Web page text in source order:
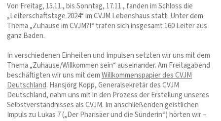
Von Freitag, 15.11., bis Sonntag, 17.11., fanden im Schloss die
„Leiterschaftstage 2024“ im CVJM Lebenshaus statt. Unter dem
Thema „Zuhause im CVJM?!“ trafen sich insgesamt 160 Leiter aus
ganz Baden.
In verschiedenen Einheiten und Impulsen setzten wir uns mit dem
Thema „Zuhause/Willkommen sein“ auseinander. Am Freitagabend
beschäftigten wir uns mit demWillkommenspapier des CVJM
Deutschland. Hansjörg Kopp, Generalsekretär des CVJM
Deutschland, nahm uns mit in den Prozess der Erstellung unseres
Selbstverständnisses als CVJM. Im anschließenden geistlichen
Impuls zu Lukas 7 („Der Pharisäer und die Sünderin“) hörten wir –